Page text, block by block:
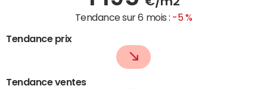
Tendance sur 6 mois : -5 %
Tendance prix
Tendance ventes